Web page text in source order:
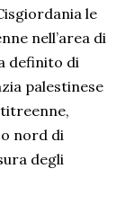
le
nell’area di
definito di
palestinese
nord di
degli